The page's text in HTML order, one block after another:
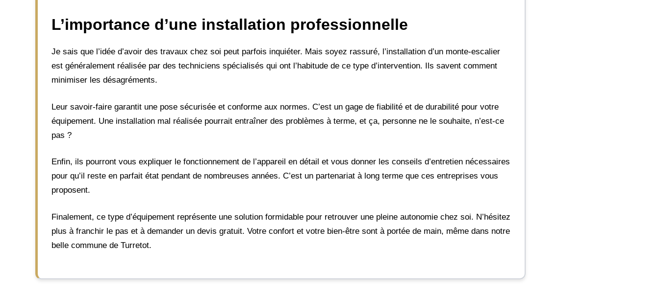
L’importance d’une installation professionnelle
Je sais que l’idée d’avoir des travaux chez soi peut parfois inquiéter. Mais soyez rassuré, l’installation d’un monte-escalier
est généralement réalisée par des techniciens spécialisés qui ont l’habitude de ce type d’intervention. Ils savent comment
minimiser les désagréments.
Leur savoir-faire garantit une pose sécurisée et conforme aux normes. C’est un gage de fiabilité et de durabilité pour votre
équipement. Une installation mal réalisée pourrait entraîner des problèmes à terme, et ça, personne ne le souhaite, n’est-ce
pas ?
Enfin, ils pourront vous expliquer le fonctionnement de l’appareil en détail et vous donner les conseils d’entretien nécessaires
pour qu’il reste en parfait état pendant de nombreuses années. C’est un partenariat à long terme que ces entreprises vous
proposent.
Finalement, ce type d’équipement représente une solution formidable pour retrouver une pleine autonomie chez soi. N’hésitez
plus à franchir le pas et à demander un devis gratuit. Votre confort et votre bien-être sont à portée de main, même dans notre
belle commune de Turretot.